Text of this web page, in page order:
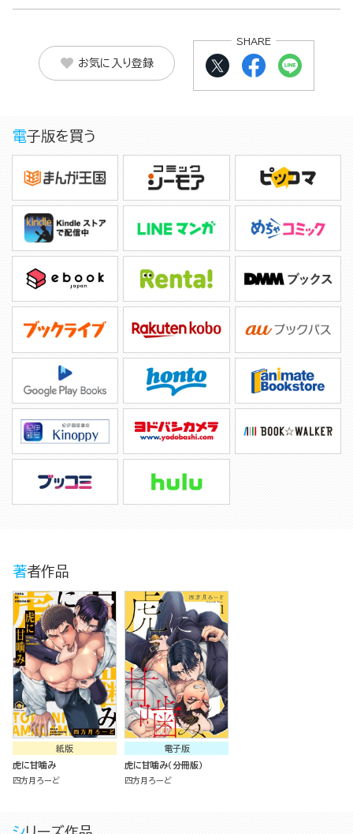
お気に入り登録
SHARE
電子版を買う
著者作品
紙版
虎に甘噛み
四方月ろーど
電子版
虎に甘噛み（分冊版）
四方月ろーど